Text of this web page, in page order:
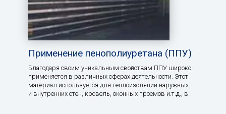
Применение пенополиуретана (ППУ)
Благодаря своим уникальным свойствам ППУ широко
применяется в различных сферах деятельности. Этот
материал используется для теплоизоляции наружных
и внутренних стен, кровель, оконных проемов и.т.д., в